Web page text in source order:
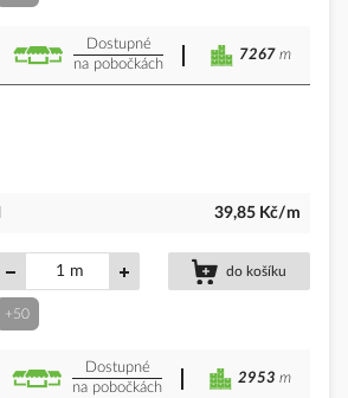
Dostupné
na pobočkách
7267 m
39,85 Kč/m
m do košíku
+50
Dostupné
na pobočkách
2953 m